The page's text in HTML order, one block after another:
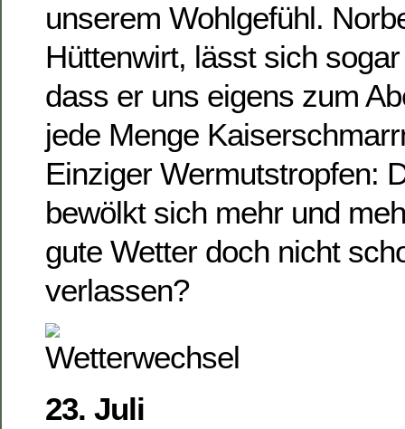
unserem Wohlgefühl.
Hüttenwirt, lässt sich
dass er uns eigens zum
jede Menge
Einziger Wermutstropfen:
bewölkt sich mehr und
gute Wetter doch nicht
verlassen?
23. Juli